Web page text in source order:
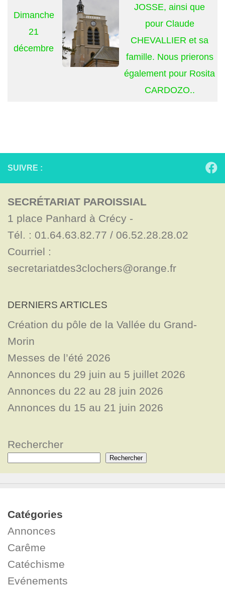
Dimanche
21
décembre
JOSSE, ainsi que
pour Claude
CHEVALLIER et sa
famille. Nous prierons
également pour Rosita
CARDOZO..
SUIVRE :
SECRÉTARIAT PAROISSIAL
1 place Panhard à Crécy -
Tél. : 01.64.63.82.77 / 06.52.28.28.02
Courriel :
secretariatdes3clochers@orange.fr
DERNIERS ARTICLES
Création du pôle de la Vallée du Grand-
Morin
Messes de l’été 2026
Annonces du 29 juin au 5 juillet 2026
Annonces du 22 au 28 juin 2026
Annonces du 15 au 21 juin 2026
Rechercher
Rechercher
Catégories
Annonces
Carême
Catéchisme
Evénements